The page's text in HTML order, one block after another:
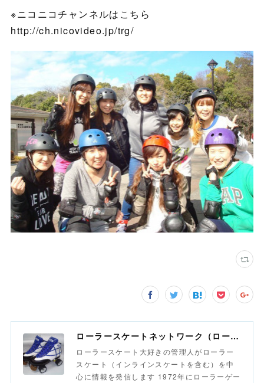
※ニコニコチャンネルはこちら
http://ch.nicovideo.jp/trg/
ローラースケートネットワーク（ローラースポーツネットワーク）
ローラースケート大好きの管理人がローラー
スケート（インラインスケートを含む）を中
心に情報を発信します 1972年にローラーゲー